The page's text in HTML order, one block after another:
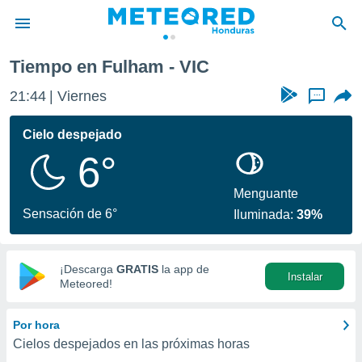
de
ha sido
calidad.
a este
las
y
digital
basada
Tiempo en Fulham - VIC
21:44 Viernes ...
Cielo despejado
6°
Sensación de 6°
Menguante
Iluminada:39%
¡Descarga GRATIS la app de
Meteored!
Instalar
Por hora
Cielos despejados en las próximas horas